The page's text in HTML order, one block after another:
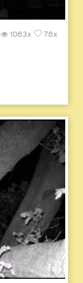
78x
1083x